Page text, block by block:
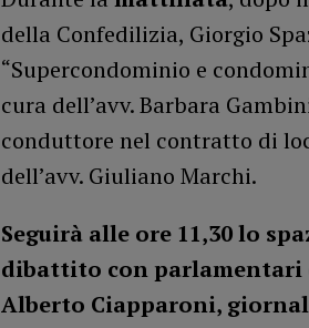
della Confedilizia, Giorgio
“Supercondominio e
cura dell’avv. Barbara
conduttore nel contratto di
dell’avv. Giuliano Marchi.
Seguirà alle ore 11,30 lo
dibattito con parlamentari
Alberto Ciapparoni,